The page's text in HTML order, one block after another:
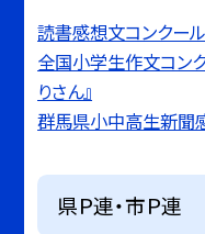
読書感想文コンクール
全国小学生作文コン
りさん』
群馬県小中高生新聞
県Ｐ連・市Ｐ連